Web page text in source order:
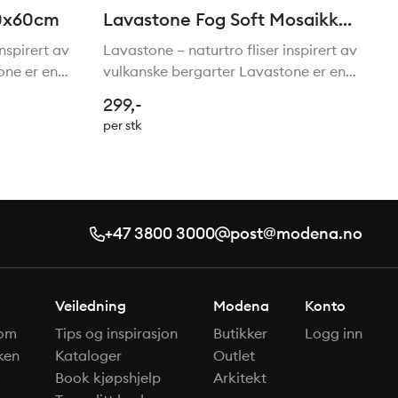
av
er en
et
Lavastone Fog Soft Mosaikk
5x5/30x30cm
Lavastone – naturtro fliser inspirert av
vulkanske bergarter Lavastone er en
i vulkanske bergarter. Serien har et
naturlig og levende uttrykk, der
299,-
per stk
+47 3800 3000 post@modena.no
Veiledning
Tips og inspirasjon
Kataloger
Book kjøpshjelp
Modena
Butikker
Outlet
Arkitekt
Konto
Logg inn